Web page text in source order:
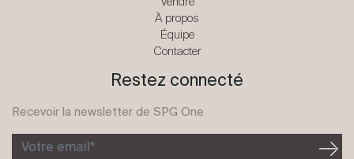
À propos
Équipe
Contacter
Restez connecté
Recevoir la newsletter de SPG One
Votre email*